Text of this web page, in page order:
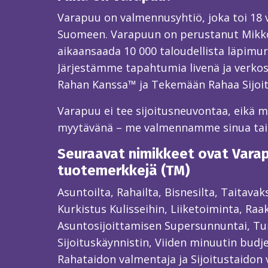
Varapuu on valmennusyhtiö, joka toi
Suomeen. Varapuun on perustanut
aikaansaada 10 000 taloudellista
Järjestämme tapahtumia livenä ja
Rahan Kanssa™ ja Tekemään Rahaa
Varapuu ei tee sijoitusneuvontaa, eikä
myytävänä – me valmennamme sinua
Seuraavat nimikkeet ovat
tuotemerkkejä (TM)
Asuntoilta, Rahailta, Bisnesilta,
Kurkistus Kulisseihin, Liiketoiminta,
Asuntosijoittamisen Supersunnuntai,
Sijoituskäynnistin, Viiden minuutin
Rahataidon valmentaja ja Sijoitustaidon